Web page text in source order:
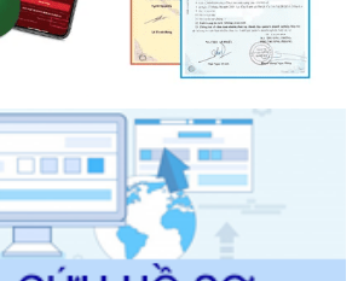
lĩnh vực thuộc phạm vi chức năng quản
Thể tha
QĐ-UBND
bố Danh mục thủ tục hành chính
và phê duyệt Quy trình nội bộ, quy
thủ tục hành chính trong lĩnh vực Du
năng quản lý của Sở Văn hóa, Thể
2026